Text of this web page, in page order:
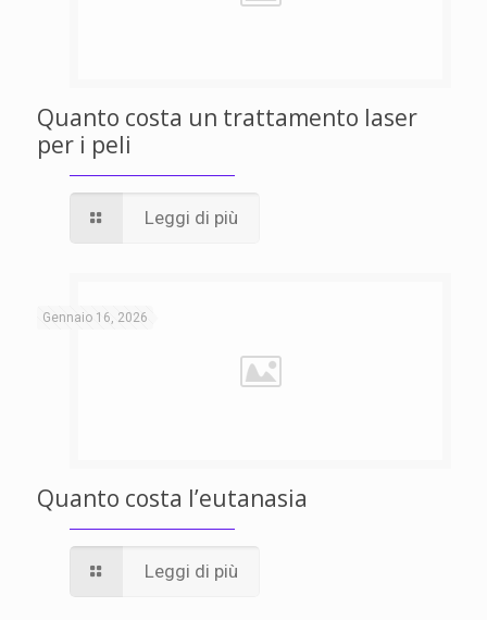
Quanto costa un trattamento laser
per i peli
Leggi di più
Gennaio 16, 2026
Quanto costa l’eutanasia
Leggi di più